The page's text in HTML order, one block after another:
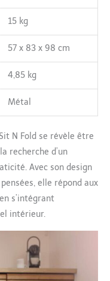
15 kg
57 x 83 x 98 cm
4,85 kg
Métal
N Fold se révèle être
recherche d’un
Avec son design
elle répond aux
s’intégrant
intérieur.